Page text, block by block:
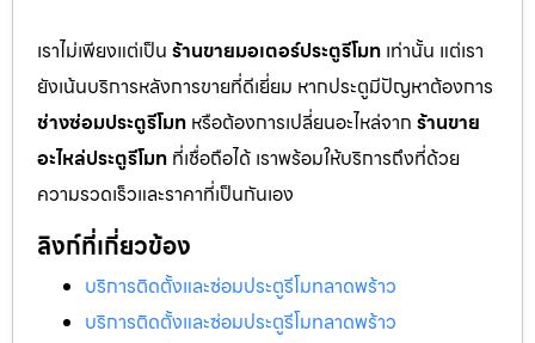
เราไม่เพียงแต่เป็น ร้านขายมอเตอร์ประตูรีโมท เท่านั้น แต่เรา
ยังเน้นบริการหลังการขายที่ดีเยี่ยม หากประตูมีปัญหาต้องการ
ช่างซ่อมประตูรีโมท หรือต้องการเปลี่ยนอะไหล่จาก ร้านขาย
อะไหล่ประตูรีโมท ที่เชื่อถือได้ เราพร้อมให้บริการถึงที่ด้วย
ความรวดเร็วและราคาที่เป็นกันเอง
ลิงก์ที่เกี่ยวข้อง
บริการติดตั้งและซ่อมประตูรีโมทลาดพร้าว
บริการติดตั้งและซ่อมประตูรีโมทลาดพร้าว